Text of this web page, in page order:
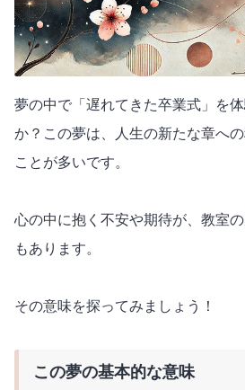
夢の中で「遅れてきた卒業式」を
か？この夢は、人生の新たな章へ
ことが多いです。
心の中に抱く不安や期待が、教室
もあります。
その意味を探ってみましょう！
この夢の基本的な意味